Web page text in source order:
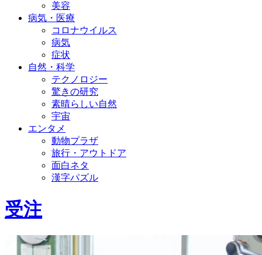
美容
病気・医療
コロナウイルス
病気
症状
自然・科学
テクノロジー
驚きの研究
素晴らしい自然
宇宙
エンタメ
動物プラザ
旅行・アウトドア
面白ネタ
漢字パズル
受注